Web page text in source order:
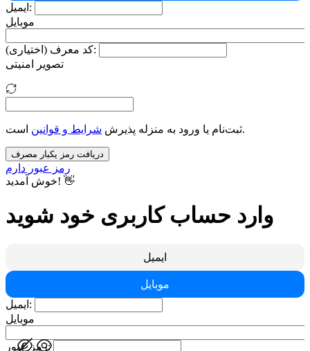
ایمیل:
موبایل
کد معرف (اختیاری):
تصویر امنیتی
ثبت‌نام یا ورود به منزله پذیرش شرایط و قوانین است.
دریافت رمز یکبار مصرف
رمز عبور دارم
خوش آمدید! 👋
وارد حساب کاربری خود شوید
ایمیل
موبایل
ایمیل:
موبایل
رمز عبور: